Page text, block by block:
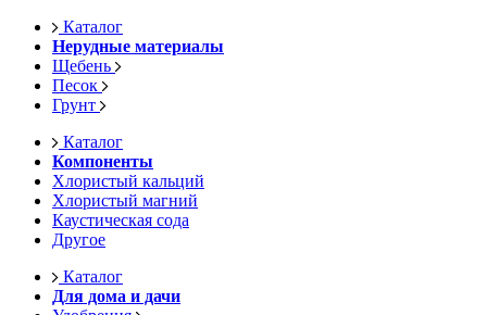
Каталог
Нерудные материалы
Щебень
Песок
Грунт
Каталог
Компоненты
Хлористый кальций
Хлористый магний
Каустическая сода
Другое
Каталог
Для дома и дачи